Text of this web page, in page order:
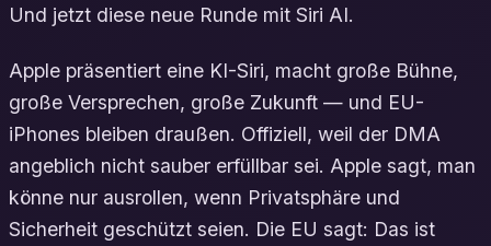
Und jetzt diese neue Runde mit Siri AI.
Apple präsentiert eine KI-Siri, macht große Bühne,
große Versprechen, große Zukunft — und EU-
iPhones bleiben draußen. Offiziell, weil der DMA
angeblich nicht sauber erfüllbar sei. Apple sagt, man
könne nur ausrollen, wenn Privatsphäre und
Sicherheit geschützt seien. Die EU sagt: Das ist